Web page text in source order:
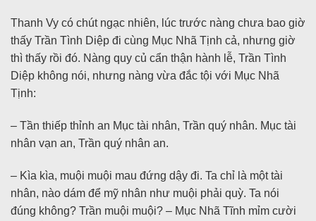
Thanh Vy có chút ngạc nhiên, lúc trước nàng chưa bao giờ
thấy Trần Tình Diệp đi cùng Mục Nhã Tịnh cả, nhưng giờ
thì thấy rồi đó. Nàng quy củ cẩn thận hành lễ, Trần Tình
Diệp không nói, nhưng nàng vừa đắc tội với Mục Nhã
Tịnh:
– Tần thiếp thỉnh an Mục tài nhân, Trần quý nhân. Mục tài
nhân vạn an, Trần quý nhân an.
– Kìa kìa, muội muội mau đứng dậy đi. Ta chỉ là một tài
nhân, nào dám để mỹ nhân như muội phải quỳ. Ta nói
đúng không? Trần muội muội? – Mục Nhã Tĩnh mỉm cười